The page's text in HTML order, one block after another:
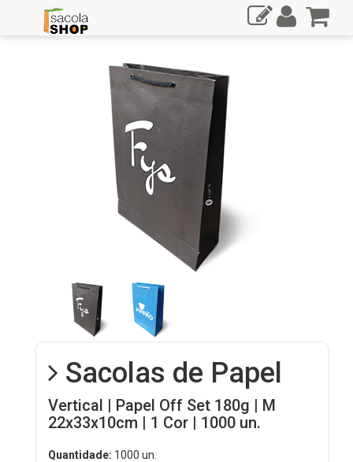
Sacolas de Papel
Vertical | Papel Off Set 180g | M
22x33x10cm | 1 Cor | 1000 un.
Quantidade: 1000 un.